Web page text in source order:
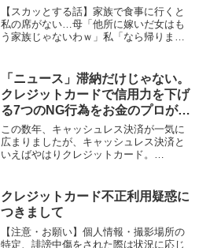
私「よし！引っ越そうか」娘「そ
うしよう」その後、旅行から帰っ
てきた夫はｗ【修羅場】【朗読】
【スカッとする話】家族で食事に行くと
私の席がない…母「他所に嫁いだ女はも
う家族じゃないわｗ」私「なら帰りま
ネル登録はこちらから！／チャンネル登
録していただけると、次作へ...
「ニュース」滞納だけじゃない。
クレジットカードで信用力を下げ
る7つのNG行為をお金のプロが解
説
この数年、キャッシュレス決済が一気に
広まりましたが、キャッシュレス決済と
いえばやはりクレジットカード。
トカードの保有率は85.9％と、他のキャ
ッシュレス決済手段を...
クレジットカード不正利用疑惑に
つきまして
【注意・お願い】個人情報・撮影場所の
特定、誹謗中傷をされた際は状況に応じ